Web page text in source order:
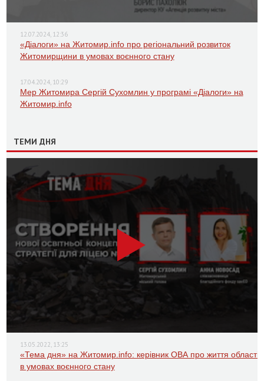
12.07.2024, 12:36
«Діалоги» на Житомир.info про регіональний розвиток
Житомирщини в умовах воєнного стану
17.04.2024, 10:29
Мер Житомира Сергій Сухомлин у програмі «Діалоги» на
Житомир.info
ТЕМИ ДНЯ
13.05.2022, 13:25
«Тема дня» на Житомир.info: керівник ОВА про життя області
в умовах воєнного стану